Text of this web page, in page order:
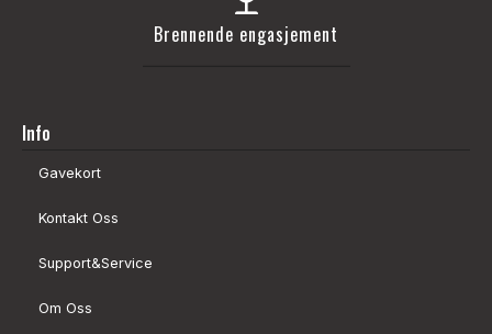
Brennende engasjement
Info
Gavekort
Kontakt Oss
Support&Service
Om Oss